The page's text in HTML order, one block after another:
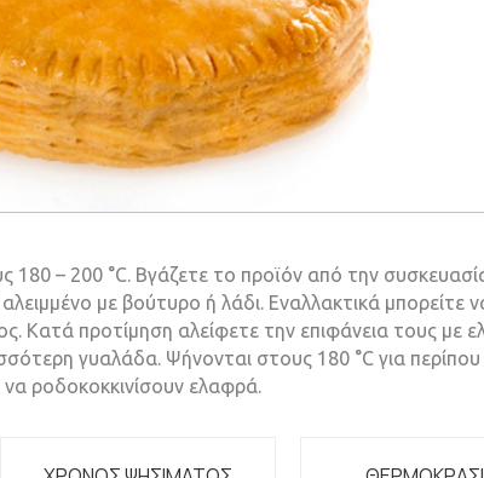
– 200 °C. Βγάζετε το προϊόν από την
με βούτυρο ή λάδι. Εναλλακτικά μπορείτε
Κατά προτίμηση αλείφετε την επιφάνεια τους με
γυαλάδα. Ψήνονται στους 180 °C για
ροδοκοκκινίσουν ελαφρά.